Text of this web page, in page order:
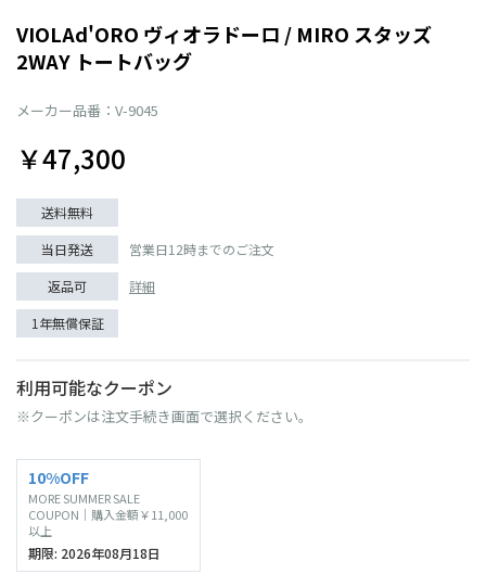
VIOLAd'ORO ヴィオラドーロ / MIRO スタッズ
2WAY トートバッグ
メーカー品番：V-9045
￥47,300
送料無料
当日発送
営業日12時までのご注文
返品可
詳細
1年無償保証
利用可能なクーポン
※クーポンは注文手続き画面で選択ください。
10%OFF
MORE SUMMER SALE
COUPON｜購入金額￥11,000
以上
期限: 2026年08月18日